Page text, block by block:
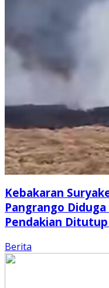
Kebakaran
Pangrango
Pendakian
Berita